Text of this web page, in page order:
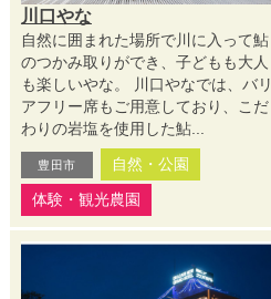
川口やな
自然に囲まれた場所で川に入って鮎
のつかみ取りができ、子どもも大人
も楽しいやな。 川口やなでは、バリ
アフリー席もご用意しており、こだ
わりの岩塩を使用した鮎...
豊田市
自然・公園
体験・観光農園